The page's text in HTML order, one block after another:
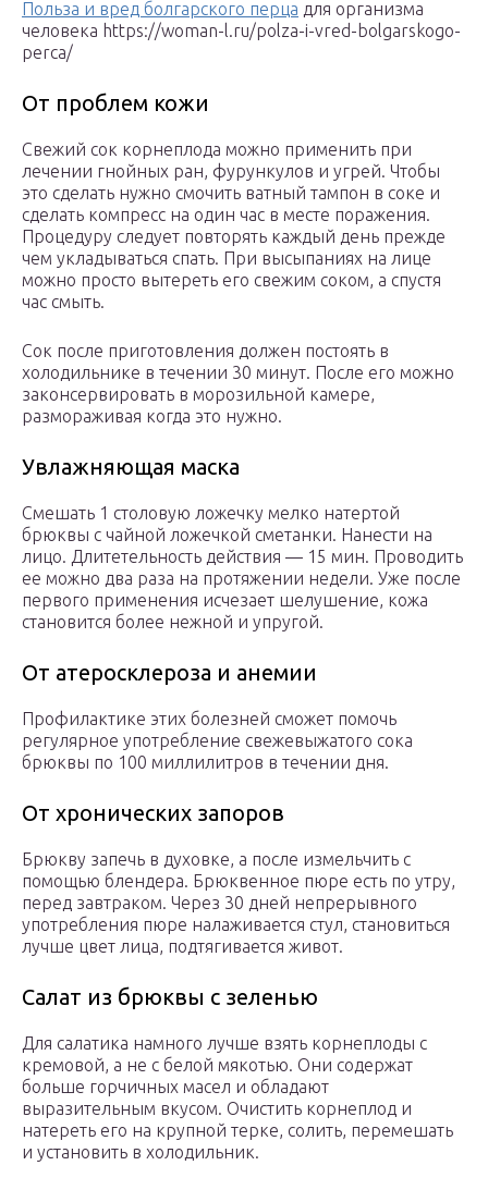
Польза и вред болгарского перца для организма
человека https://woman-l.ru/polza-i-vred-bolgarskogo-
perca/
От проблем кожи
Свежий сок корнеплода можно применить при
лечении гнойных ран, фурункулов и угрей. Чтобы
это сделать нужно смочить ватный тампон в соке и
сделать компресс на один час в месте поражения.
Процедуру следует повторять каждый день прежде
чем укладываться спать. При высыпаниях на лице
можно просто вытереть его свежим соком, а спустя
час смыть.
Сок после приготовления должен постоять в
холодильнике в течении 30 минут. После его можно
законсервировать в морозильной камере,
размораживая когда это нужно.
Увлажняющая маска
Смешать 1 столовую ложечку мелко натертой
брюквы с чайной ложечкой сметанки. Нанести на
лицо. Длитетельность действия — 15 мин. Проводить
ее можно два раза на протяжении недели. Уже после
первого применения исчезает шелушение, кожа
становится более нежной и упругой.
От атеросклероза и анемии
Профилактике этих болезней сможет помочь
регулярное употребление свежевыжатого сока
брюквы по 100 миллилитров в течении дня.
От хронических запоров
Брюкву запечь в духовке, а после измельчить с
помощью блендера. Брюквенное пюре есть по утру,
перед завтраком. Через 30 дней непрерывного
употребления пюре налаживается стул, становиться
лучше цвет лица, подтягивается живот.
Салат из брюквы с зеленью
Для салатика намного лучше взять корнеплоды с
кремовой, а не с белой мякотью. Они содержат
больше горчичных масел и обладают
выразительным вкусом. Очистить корнеплод и
натереть его на крупной терке, солить, перемешать
и установить в холодильник.